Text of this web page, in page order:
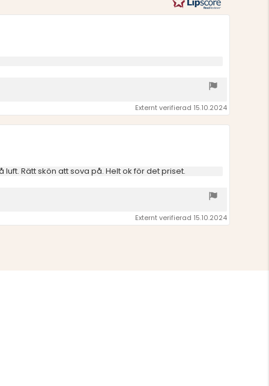
Externt verifierad 15.10.2024
Rätt skön att sova på. Helt ok för det priset.
Externt verifierad 15.10.2024